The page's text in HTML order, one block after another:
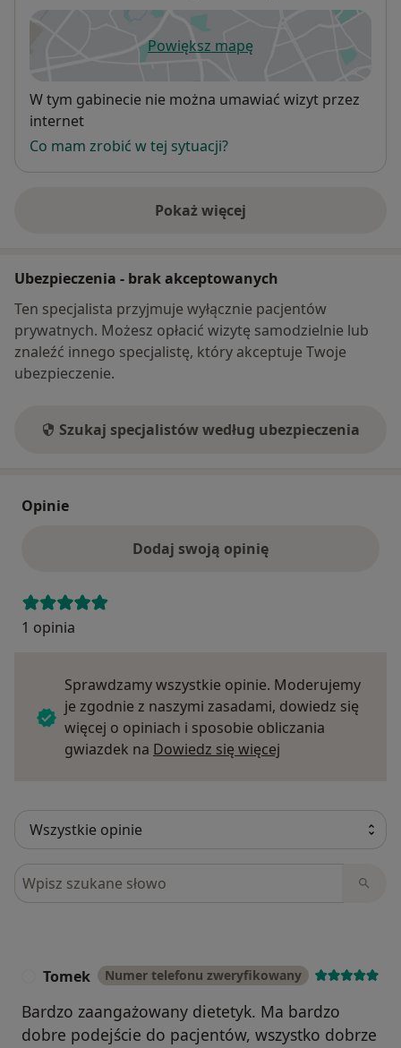
Powiększ mapęotwiera się w nowej karcie
Dostępność
W tym gabinecie nie można umawiać wizyt przez
internet
Co mam zrobić w tej sytuacji?
Pokaż więcej
o adresie
Ubezpieczenia - brak akceptowanych
Ten specjalista przyjmuje wyłącznie pacjentów
prywatnych. Możesz opłacić wizytę samodzielnie lub
znaleźć innego specjalistę, który akceptuje Twoje
ubezpieczenie.
Szukaj specjalistów według ubezpieczenia
Opinie
Dodaj swoją opinię
1 opinia
Sprawdzamy wszystkie opinie. Moderujemy
je zgodnie z naszymi zasadami, dowiedz się
więcej o opiniach i sposobie obliczania
gwiazdek na Dowiedz się więcej
Szukaj w opiniach
Tomek Numer telefonu zweryfikowany
Bardzo zaangażowany dietetyk. Ma bardzo
dobre podejście do pacjentów, wszystko dobrze